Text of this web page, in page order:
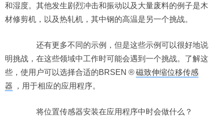
和湿度。其他发生剧烈冲击和振动以及大量废料的例子是木
材修剪机，以及热轧机，其中钢的高温是另一个挑战。
还有更多不同的示例，但是这些示例可以很好地说
明挑战，在这些领域中工作时可能会遇到一个挑战。了解这
些，使用户可以选择合适的BRSEN ®磁致伸缩位移传感
器
，用于相应的应用程序。
将位置传感器安装在应用程序中时会做什么？